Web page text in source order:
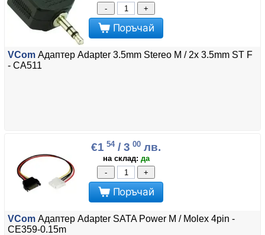
-
+
Поръчай
VCom Адаптер Adapter 3.5mm Stereo M / 2x 3.5mm ST F
- CA511
€1 54/ 3 00 лв.
на склад: да
-
+
Поръчай
VCom Адаптер Adapter SATA Power M / Molex 4pin -
CE359-0.15m